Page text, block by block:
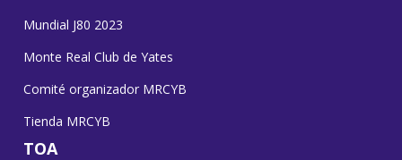
Mundial J80 2023
Monte Real Club de Yates
Comité organizador MRCYB
Tienda MRCYB
TOA